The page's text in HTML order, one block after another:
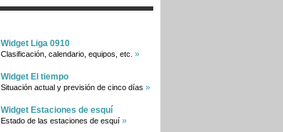
Widget Liga 0910
Clasificación, calendario, equipos, etc. »
Widget El tiempo
Situación actual y previsión de cinco días »
Widget Estaciones de esquí
Estado de las estaciones de esquí »